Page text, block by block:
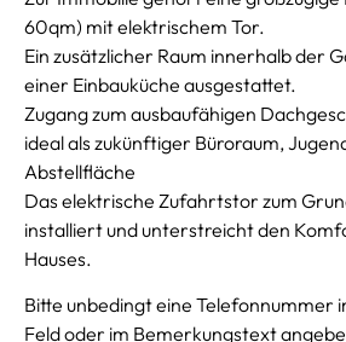
60qm) mit elektrischem Tor.
Ein zusätzlicher Raum innerhalb der
einer Einbauküche ausgestattet.
Zugang zum ausbaufähigen
ideal als zukünftiger Büroraum,
Abstellfläche
Das elektrische Zufahrtstor zum
installiert und unterstreicht den
Hauses.
Bitte unbedingt eine Telefonnummer
Feld oder im Bemerkungstext